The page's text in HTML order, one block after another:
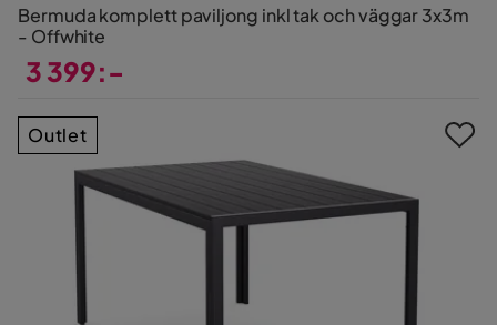
Bermuda komplett paviljong inkl tak och väggar 3x3m
- Offwhite
3 399:-
Outlet